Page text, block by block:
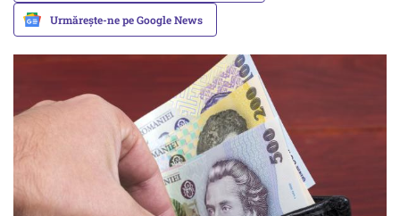
Urmărește-ne pe Google News